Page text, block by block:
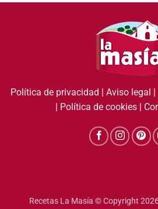
Política de privacidad Aviso legal
Política de cookies|
Recetas La Masía © Copyright